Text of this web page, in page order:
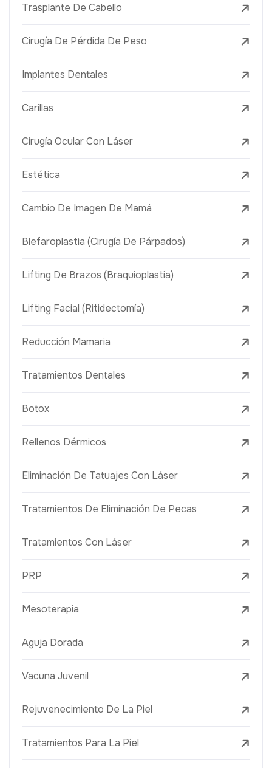
Trasplante De Cabello
Cirugía De Pérdida De Peso
Implantes Dentales
Carillas
Cirugía Ocular Con Láser
Estética
Cambio De Imagen De Mamá
Blefaroplastia (Cirugía De Párpados)
Lifting De Brazos (Braquioplastia)
Lifting Facial (Ritidectomía)
Reducción Mamaria
Tratamientos Dentales
Botox
Rellenos Dérmicos
Eliminación De Tatuajes Con Láser
Tratamientos De Eliminación De Pecas
Tratamientos Con Láser
PRP
Mesoterapia
Aguja Dorada
Vacuna Juvenil
Rejuvenecimiento De La Piel
Tratamientos Para La Piel